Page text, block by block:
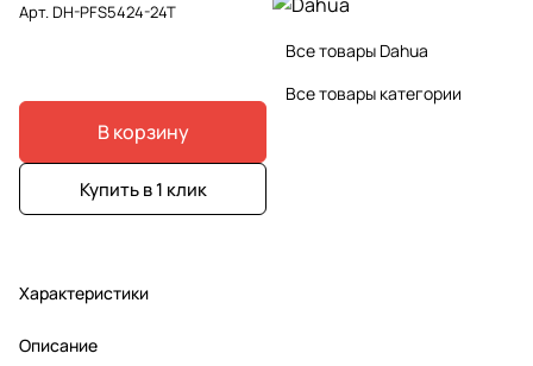
Арт.DH-PFS5424-24T
В корзину
Купить в 1 клик
Характеристики
Описание
Все товары Dahua
Все товары категории